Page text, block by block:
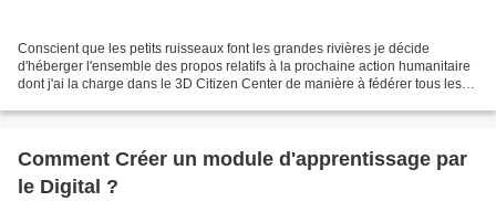
Conscient que les petits ruisseaux font les grandes rivières je décide
d'héberger l'ensemble des propos relatifs à la prochaine action humanitaire
dont j'ai la charge dans le 3D Citizen Center de manière à fédérer tous les
Comment Créer un module d'apprentissage par
le Digital ?